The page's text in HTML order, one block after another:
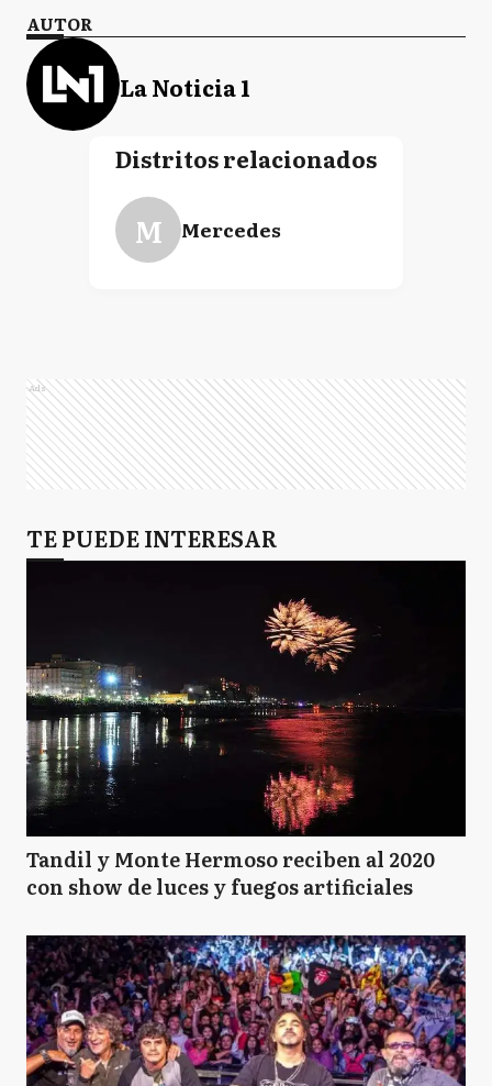
AUTOR
La Noticia 1
Distritos relacionados
M Mercedes
Ads
TE PUEDE INTERESAR
Tandil y Monte Hermoso reciben al 2020
con show de luces y fuegos artificiales